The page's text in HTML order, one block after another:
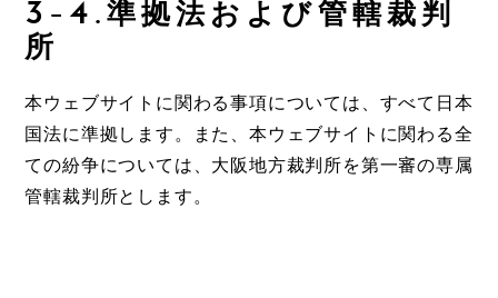
3-4.準拠法および管轄裁判
所
本ウェブサイトに関わる事項については、すべて日本
国法に準拠します。また、本ウェブサイトに関わる全
ての紛争については、大阪地方裁判所を第一審の専属
管轄裁判所とします。